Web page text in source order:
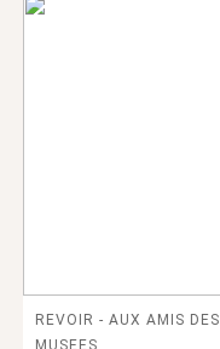
REVOIR - AUX AMIS DES
MUSEES